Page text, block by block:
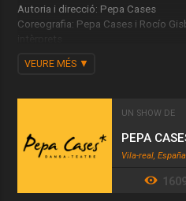
Autoria i direcció: Pepa Cases
Coreografia: Pepa Cases i Rocío
Composició musical: Héctor Tirado
Disseny i realització d’escenografia:
Direcció adjunta d’arts escèniques
Producció: Institut Valencià de
VEURE MÉS
UN SHOW DE
PEPA
Vila-real, España